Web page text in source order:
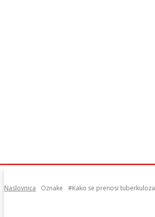
Naslovnica Oznake #Kako se prenosi tuberkuloza